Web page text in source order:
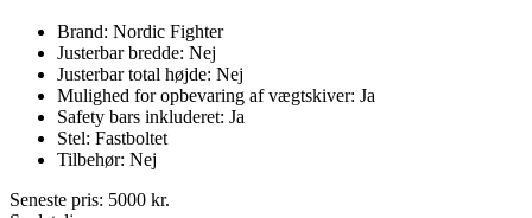
Brand: Nordic Fighter
Justerbar bredde: Nej
Justerbar total højde: Nej
Mulighed for opbevaring af vægtskiver: Ja
Safety bars inkluderet: Ja
Stel: Fastboltet
Tilbehør: Nej
Seneste pris: 5000 kr.